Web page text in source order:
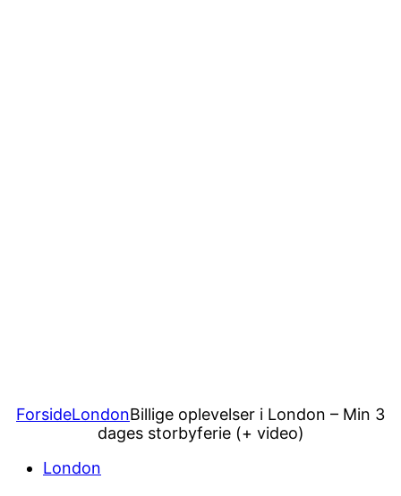
ForsideLondonBillige oplevelser i London – Min 3
dages storbyferie (+ video)
London